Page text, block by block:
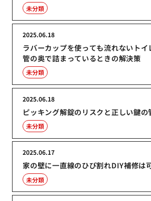
未分類
ラバーカップを使っても流れないト
管の奥で詰まっているときの解決策
2025.06.18
未分類
ピッキング解錠のリスクと正しい鍵の
2025.06.18
未分類
家の壁に一直線のひび割れDIY補修は
2025.06.17
未分類